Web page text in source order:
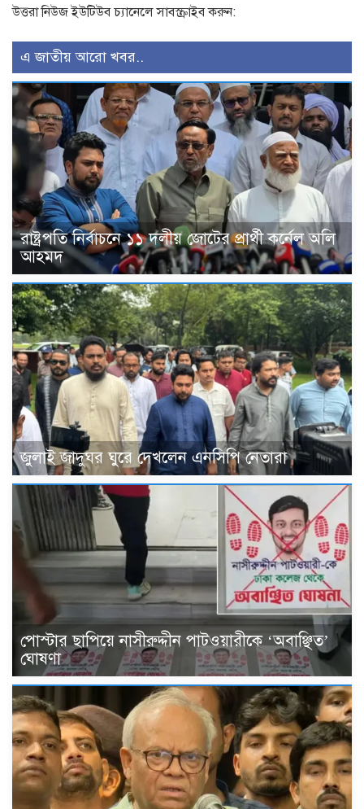
উত্তরা নিউজ ইউটিউব চ্যানেলে সাবস্ক্রাইব করুন:
এ জাতীয় আরো খবর..
রাষ্ট্রপতি নির্বাচনে ১১ দলীয় জোটের প্রার্থী কর্নেল অলি
আহমদ
জুলাই জাদুঘর ঘুরে দেখলেন এনসিপি নেতারা
পোস্টার ছাপিয়ে নাসীরুদ্দীন পাটওয়ারীকে ‘অবাঞ্ছিত’
ঘোষণা